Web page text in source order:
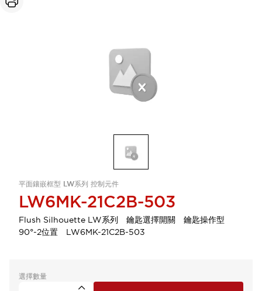
平面鑲嵌框型 LW系列 控制元件
LW6MK-21C2B-503
Flush Silhouette LW系列 鑰匙選擇開關 鑰匙操作型
90°-2位置 LW6MK-21C2B-503
選擇數量